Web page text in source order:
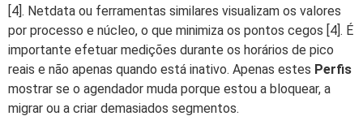
[4]. Netdata ou ferramentas similares visualizam os valores
por processo e núcleo, o que minimiza os pontos cegos [4]. É
importante efetuar medições durante os horários de pico
reais e não apenas quando está inativo. Apenas estes Perfis
mostrar se o agendador muda porque estou a bloquear, a
migrar ou a criar demasiados segmentos.